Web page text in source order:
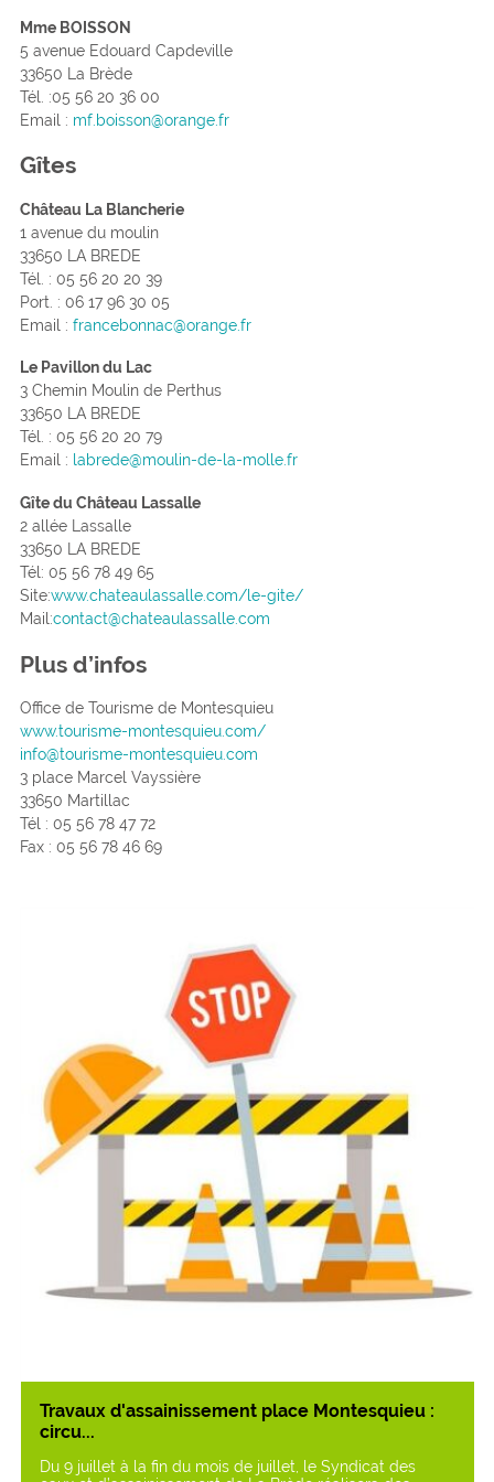
Mme BOISSON
5 avenue Edouard Capdeville
33650 La Brède
Tél. :05 56 20 36 00
Email : mf.boisson@orange.fr
Gîtes
Château La Blancherie
1 avenue du moulin
33650 LA BREDE
Tél. : 05 56 20 20 39
Port. : 06 17 96 30 05
Email : francebonnac@orange.fr
Le Pavillon du Lac
3 Chemin Moulin de Perthus
33650 LA BREDE
Tél. : 05 56 20 20 79
Email : labrede@moulin-de-la-molle.fr
Gîte du Château Lassalle
2 allée Lassalle
33650 LA BREDE
Tél: 05 56 78 49 65
Site:www.chateaulassalle.com/le-gite/
Mail:contact@chateaulassalle.com
Plus d’infos
Office de Tourisme de Montesquieu
www.tourisme-montesquieu.com/
info@tourisme-montesquieu.com
3 place Marcel Vayssière
33650 Martillac
Tél : 05 56 78 47 72
Fax : 05 56 78 46 69
Travaux d'assainissement place Montesquieu :
circu...
Du 9 juillet à la fin du mois de juillet, le Syndicat des